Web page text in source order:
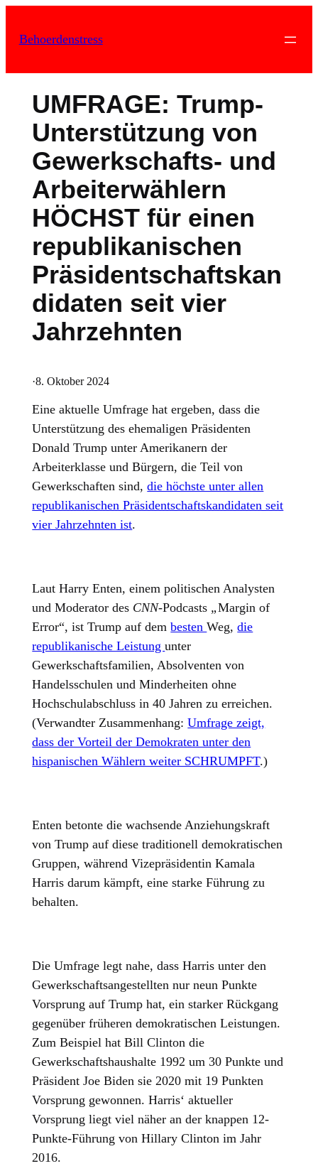
Inhalt
Behoerdenstress
UMFRAGE: Trump-
Unterstützung von
Gewerkschafts- und
Arbeiterwählern
HÖCHST für einen
republikanischen
Präsidentschaftskan
didaten seit vier
Jahrzehnten
·8. Oktober 2024
Eine aktuelle Umfrage hat ergeben, dass die
Unterstützung des ehemaligen Präsidenten
Donald Trump unter Amerikanern der
Arbeiterklasse und Bürgern, die Teil von
Gewerkschaften sind,die höchste unter allen
republikanischen Präsidentschaftskandidaten seit
vier Jahrzehnten ist.
Laut Harry Enten, einem politischen Analysten
und Moderator des CNN-Podcasts „Margin of
Error“, ist Trump auf dembestenWeg,die
republikanische Leistungunter
Gewerkschaftsfamilien, Absolventen von
Handelsschulen und Minderheiten ohne
Hochschulabschluss in 40 Jahren zu erreichen.
(Verwandter Zusammenhang:Umfrage zeigt,
dass der Vorteil der Demokraten unter den
hispanischen Wählern weiter SCHRUMPFT.)
Enten betonte die wachsende Anziehungskraft
von Trump auf diese traditionell demokratischen
Gruppen, während Vizepräsidentin Kamala
Harris darum kämpft, eine starke Führung zu
behalten.
Die Umfrage legt nahe, dass Harris unter den
Gewerkschaftsangestellten nur neun Punkte
Vorsprung auf Trump hat, ein starker Rückgang
gegenüber früheren demokratischen Leistungen.
Zum Beispiel hat Bill Clinton die
Gewerkschaftshaushalte 1992 um 30 Punkte und
Präsident Joe Biden sie 2020 mit 19 Punkten
Vorsprung gewonnen. Harris‘ aktueller
Vorsprung liegt viel näher an der knappen 12-
Punkte-Führung von Hillary Clinton im Jahr
2016.